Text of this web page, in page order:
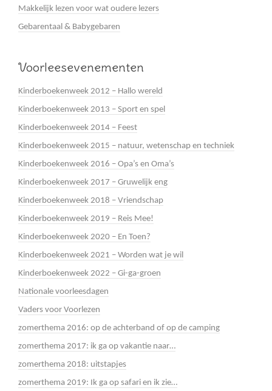
Makkelijk lezen voor wat oudere lezers
Gebarentaal & Babygebaren
Voorleesevenementen
Kinderboekenweek 2012 – Hallo wereld
Kinderboekenweek 2013 – Sport en spel
Kinderboekenweek 2014 – Feest
Kinderboekenweek 2015 – natuur, wetenschap en techniek
Kinderboekenweek 2016 – Opa’s en Oma’s
Kinderboekenweek 2017 – Gruwelijk eng
Kinderboekenweek 2018 – Vriendschap
Kinderboekenweek 2019 – Reis Mee!
Kinderboekenweek 2020 – En Toen?
Kinderboekenweek 2021 – Worden wat je wil
Kinderboekenweek 2022 – Gi-ga-groen
Nationale voorleesdagen
Vaders voor Voorlezen
zomerthema 2016: op de achterband of op de camping
zomerthema 2017: ik ga op vakantie naar…
zomerthema 2018: uitstapjes
zomerthema 2019: Ik ga op safari en ik zie…